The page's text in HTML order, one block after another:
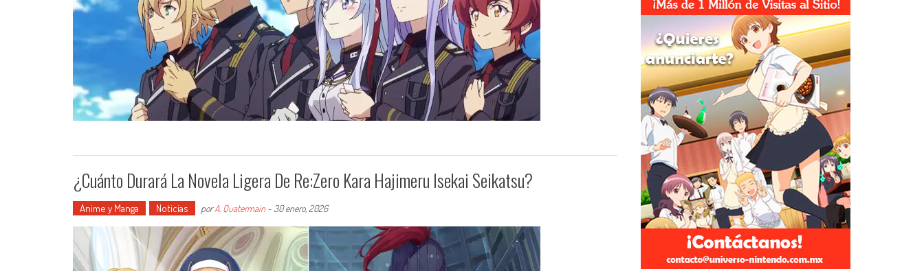
¿Cuánto Durará La Novela Ligera De Re:Zero Kara Hajimeru Isekai Seikatsu?
Anime y Manga Noticias porA. Quatermain - 30 enero, 2026